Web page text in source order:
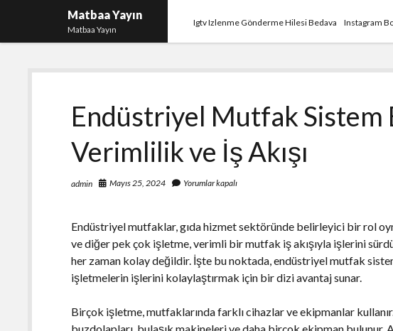
Matbaa Yayın
Matbaa Yayın
Igtv Izlenme Gönderme Hilesi Bedava Instagram
Endüstriyel Mutfak Sistem
Verimlilik ve İş Akışı
admin Mayıs 25, 2024 Yorumlar kapalı
Endüstriyel mutfaklar, gıda hizmet sektöründe belirleyici bir rol
ve diğer pek çok işletme, verimli bir mutfak iş akışıyla işlerini
her zaman kolay değildir. İşte bu noktada, endüstriyel mutfak
işletmelerin işlerini kolaylaştırmak için bir dizi avantaj sunar.
Birçok işletme, mutfaklarında farklı cihazlar ve ekipmanlar